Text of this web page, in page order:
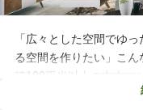
「広々とした空間でゆ
る空間を作りたい」こ
積100平米以上の中古
件は、4人家族がゆった